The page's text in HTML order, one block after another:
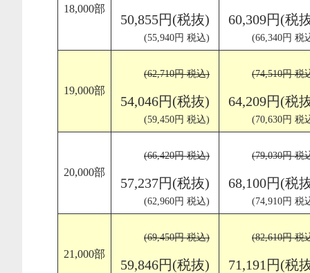
18,000部
50,855円(税抜)
(55,940円 税込)
60,309円(税
(66,340円 税
19,000部
(62,710円 税込)
54,046円(税抜)
(59,450円 税込)
(74,510円 税
64,209円(税
(70,630円 税
20,000部
(66,420円 税込)
57,237円(税抜)
(62,960円 税込)
(79,030円 税
68,100円(税
(74,910円 税
21,000部
(69,450円 税込)
59,846円(税抜)
(82,610円 税
71,191円(税